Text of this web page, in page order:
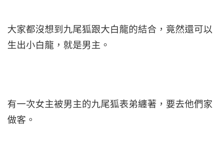
大家都沒想到九尾狐跟大白龍的結合，竟然還可以
生出小白龍，就是男主。
有一次女主被男主的九尾狐表弟纏著，要去他們家
做客。